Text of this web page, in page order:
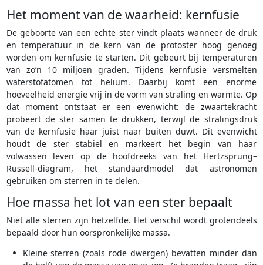
Het moment van de waarheid: kernfusie
De geboorte van een echte ster vindt plaats wanneer de druk
en temperatuur in de kern van de protoster hoog genoeg
worden om kernfusie te starten. Dit gebeurt bij temperaturen
van zo’n 10 miljoen graden. Tijdens kernfusie versmelten
waterstofatomen tot helium. Daarbij komt een enorme
hoeveelheid energie vrij in de vorm van straling en warmte. Op
dat moment ontstaat er een evenwicht: de zwaartekracht
probeert de ster samen te drukken, terwijl de stralingsdruk
van de kernfusie haar juist naar buiten duwt. Dit evenwicht
houdt de ster stabiel en markeert het begin van haar
volwassen leven op de hoofdreeks van het Hertzsprung–
Russell-diagram, het standaardmodel dat astronomen
gebruiken om sterren in te delen.
Hoe massa het lot van een ster bepaalt
Niet alle sterren zijn hetzelfde. Het verschil wordt grotendeels
bepaald door hun oorspronkelijke massa.
Kleine sterren (zoals rode dwergen) bevatten minder dan